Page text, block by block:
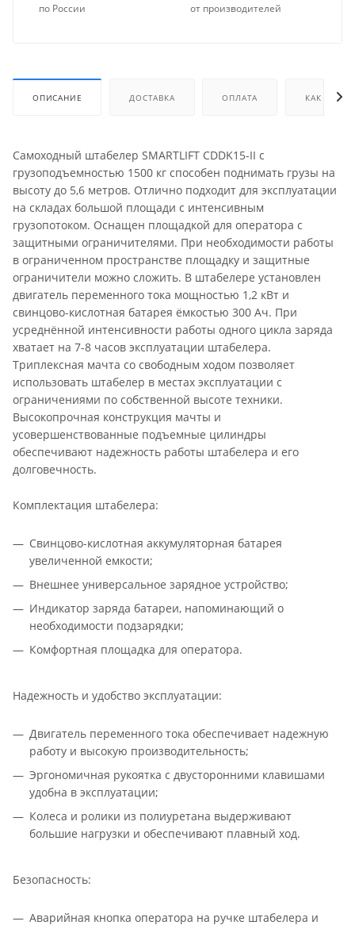
по России
от производителей
ОПИСАНИЕ ДОСТАВКА ОПЛАТА КАК
Самоходный штабелер SMARTLIFT CDDK15-II с
грузоподъемностью 1500 кг способен поднимать грузы на
высоту до 5,6 метров. Отлично подходит для эксплуатации
на складах большой площади с интенсивным
грузопотоком. Оснащен площадкой для оператора с
защитными ограничителями. При необходимости работы
в ограниченном пространстве площадку и защитные
ограничители можно сложить. В штабелере установлен
двигатель переменного тока мощностью 1,2 кВт и
свинцово-кислотная батарея ёмкостью 300 Ач. При
усреднённой интенсивности работы одного цикла заряда
хватает на 7-8 часов эксплуатации штабелера.
Триплексная мачта со свободным ходом позволяет
использовать штабелер в местах эксплуатации с
ограничениями по собственной высоте техники.
Высокопрочная конструкция мачты и
усовершенствованные подъемные цилиндры
обеспечивают надежность работы штабелера и его
долговечность.
Комплектация штабелера:
Свинцово-кислотная аккумуляторная батарея
увеличенной емкости;
Внешнее универсальное зарядное устройство;
Индикатор заряда батареи, напоминающий о
необходимости подзарядки;
Комфортная площадка для оператора.
Надежность и удобство эксплуатации:
Двигатель переменного тока обеспечивает надежную
работу и высокую производительность;
Эргономичная рукоятка с двусторонними клавишами
удобна в эксплуатации;
Колеса и ролики из полиуретана выдерживают
большие нагрузки и обеспечивают плавный ход.
Безопасность:
Аварийная кнопка оператора на ручке штабелера и